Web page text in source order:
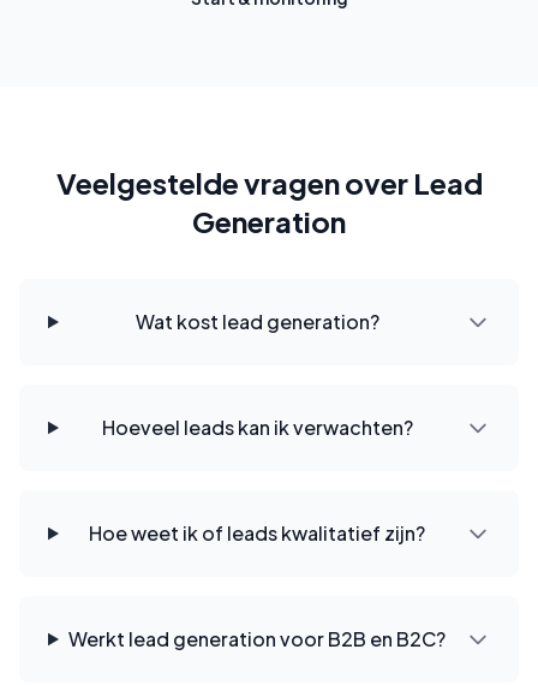
Veelgestelde vragen over Lead
Generation
Wat kost lead generation?
Hoeveel leads kan ik verwachten?
Hoe weet ik of leads kwalitatief zijn?
Werkt lead generation voor B2B en B2C?